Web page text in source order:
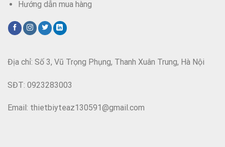
Địa chỉ: Số 3, Vũ Trọng Phụng, Thanh Xuân Trung, Hà Nội
SĐT: 0923283003
Email: thietbiyteaz130591@gmail.com
Hướng dẫn mua hàng